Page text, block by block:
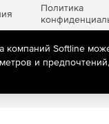
Политика
технологии
на
компаний Softline
и предпочтений,